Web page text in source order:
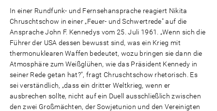
In einer Rundfunk- und Fernsehansprache reagiert Nikita
Chruschtschow in einer „Feuer- und Schwertrede" auf die
Ansprache John F. Kennedys vom 25. Juli 1961. „Wenn sich die
Führer der USA dessen bewusst sind, was ein Krieg mit
thermonuklearen Waffen bedeutet, wozu bringen sie dann die
Atmosphäre zum Weißglühen, wie das Präsident Kennedy in
seiner Rede getan hat?", fragt Chruschtschow rhetorisch. Es
sei verständlich, „dass ein dritter Weltkrieg, wenn er
ausbrechen sollte, nicht auf ein Duell ausschließlich zwischen
den zwei Großmächten, der Sowjetunion und den Vereinigten